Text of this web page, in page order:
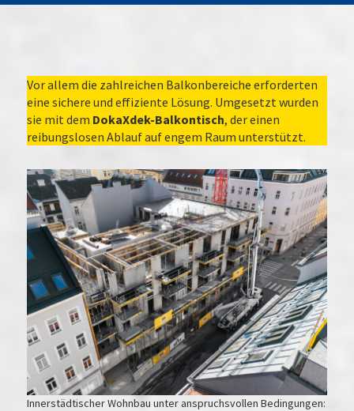
Vor allem die zahlreichen Balkonbereiche erforderten
eine sichere und effiziente Lösung. Umgesetzt wurden
sie mit dem DokaXdek-Balkontisch, der einen
reibungslosen Ablauf auf engem Raum unterstützt.
Innerstädtischer Wohnbau unter anspruchsvollen Bedingungen: